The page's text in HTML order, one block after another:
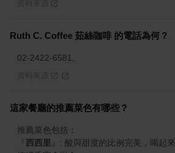
Ruth C. Coffee 茹絲咖啡 的電話為何？
02-2422-6581。
這家餐廳的推薦菜色有哪些？
西西里
: 酸與甜度的比例完美，喝起